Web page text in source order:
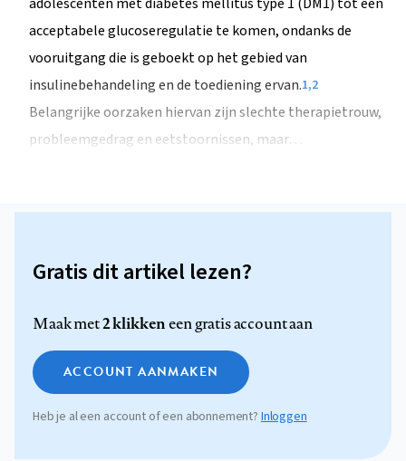
acceptabele glucoseregulatie te komen, ondanks de
vooruitgang die is geboekt op het gebied van
insulinebehandeling en de toediening ervan.1,2
Belangrijke oorzaken hiervan zijn slechte therapietrouw,
probleemgedrag en eetstoornissen, maar…
Gratis dit artikel lezen?
Maak met2 klikkeneen gratis account aan
ACCOUNT AANMAKEN
Heb je al een account of een abonnement? Inloggen